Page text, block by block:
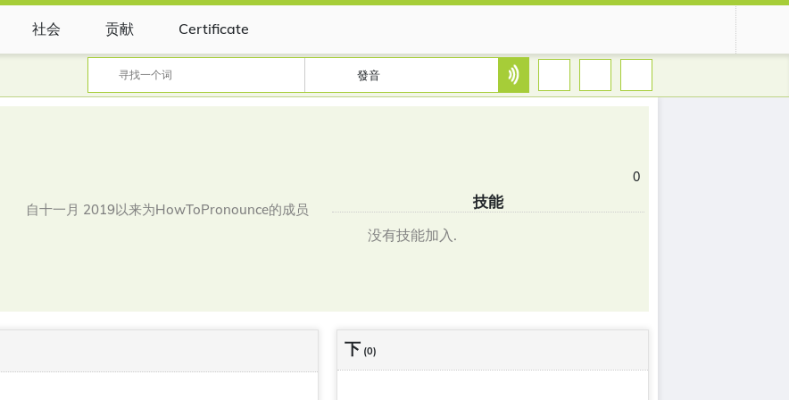
社会 贡献 Certificate
發音
自十一月 2019以来为HowToPronounce的成员
0
技能
没有技能加入.
下 (0)